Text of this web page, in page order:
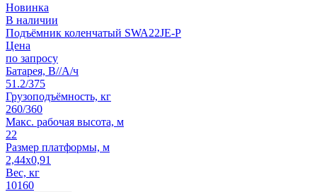
Новинка
В наличии
Подъёмник коленчатый SWA22JE-P
Цена
по запросу
Батарея, В//А/ч
51.2/375
Грузоподъёмность, кг
260/360
Макс. рабочая высота, м
22
Размер платформы, м
2,44x0,91
Вес, кг
10160